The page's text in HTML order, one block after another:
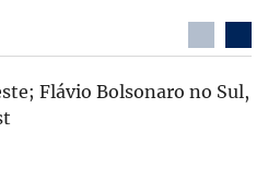
Flávio Bolsonaro no Sul,